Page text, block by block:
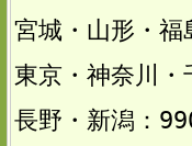
宮城・山形・
東京・神奈川
長野・新潟：